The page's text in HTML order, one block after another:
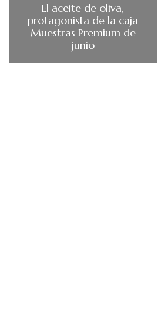
El aceite de oliva,
protagonista de la caja
Muestras Premium de
junio